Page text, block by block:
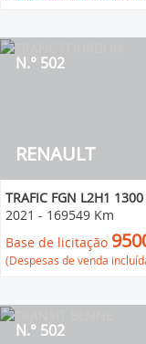
RENAULT
N.° 502
TRAFIC FGN L2H1
2021 - 169549 Km
Base de licitação
(Despesas de venda
N.° 502